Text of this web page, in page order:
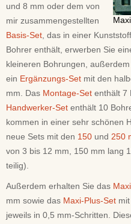
und 8 mm oder dem von
mir zusammengestellten
Basis-Set , das in einer
Bohrer enthält, erwerben Sie
kleineren Bohrungen,
ein Ergänzungs-Set mit den
mm. Das Montage-Set enthält 7
Handwerker-Set enthält 10
kommen in einer sehr schönen
neue Sets mit den 150 und 250
von 3 bis 12 mm, 150 mm lang
teilig).
Außerdem erhalten Sie das
mm sowie das Maxi-Plus-Set
jeweils in 0,5 mm-Schritten.